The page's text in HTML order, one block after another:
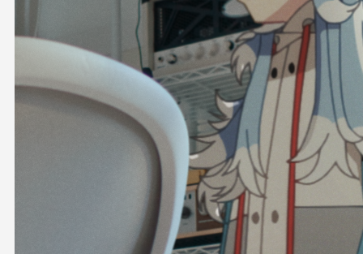
AUDITION
COLLABORATION
SUPPORT ADVERTISING
OFFICIAL SHOP